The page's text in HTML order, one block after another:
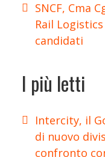
SNCF, Cma
Rail
candidati
I più letti
Intercity, il
di nuovo
confronto